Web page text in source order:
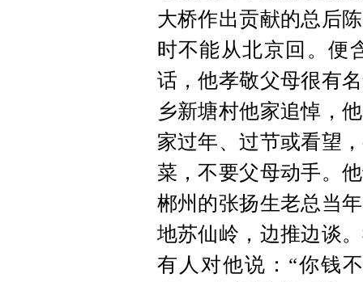
大桥作出贡献的总后
时不能从北京回。便
话，他孝敬父母很有
乡新塘村他家追悼，
家过年、过节或看望
菜，不要父母动手。
郴州的张扬生老总当
地苏仙岭，边推边谈
有人对他说：“你钱